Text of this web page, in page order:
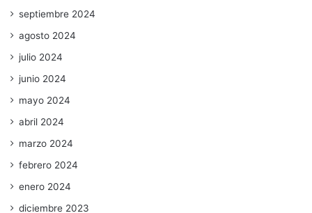
septiembre 2024
agosto 2024
julio 2024
junio 2024
mayo 2024
abril 2024
marzo 2024
febrero 2024
enero 2024
diciembre 2023